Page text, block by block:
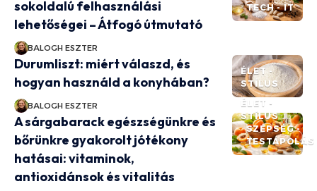
TECH - IT
sokoldalú felhasználási
lehetőségei – Átfogó útmutató
BALOGH ESZTER
ÉLET -
STÍLUS
Durumliszt: miért válaszd, és
hogyan használd a konyhában?
BALOGH ESZTER
ÉLET -
STÍLUS
SZÉPSÉG -
TESTÁPOLÁS
A sárgabarack egészségünkre és
bőrünkre gyakorolt jótékony
hatásai: vitaminok,
antioxidánsok és vitalitás